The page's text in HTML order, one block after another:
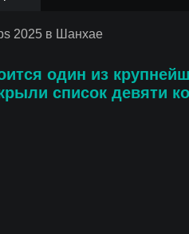
один из
список девяти